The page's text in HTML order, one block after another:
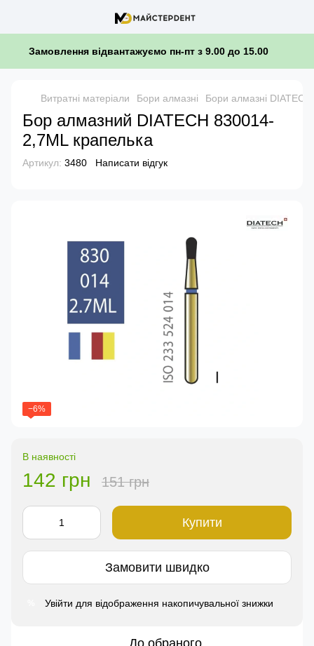
Замовлення відвантажуємо пн-пт з 9.00 до 15.00
Витратні матеріали Бори алмазні Бори алмазні DIATECH
Бор алмазний DIATECH 830014-
2,7ML крапелька
Артикул: 3480 Написати відгук
−6%
В наявності
142 грн 151 грн
Купити
Замовити швидко
Увійти для відображення накопичувальної знижки